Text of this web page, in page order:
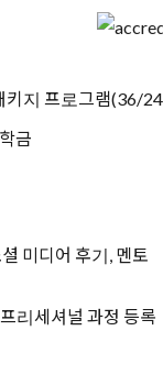
지 프로그램(36/
금
미디어 후기, 멘토
리세셔널 과정 등록